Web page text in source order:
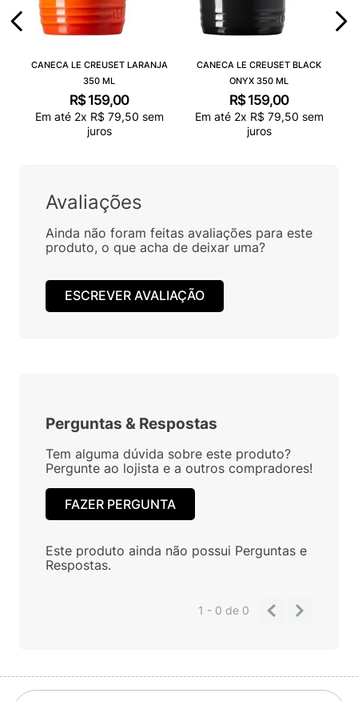
CANECA LE CREUSET LARANJA
350 ML
R$ 159,00
Em até 2x R$ 79,50 sem
juros
CANECA LE CREUSET BLACK
ONYX 350 ML
R$ 159,00
Em até 2x R$ 79,50 sem
juros
Avaliações
Ainda não foram feitas avaliações para este
produto, o que acha de deixar uma?
ESCREVER AVALIAÇÃO
Perguntas & Respostas
Tem alguma dúvida sobre este produto?
Pergunte ao lojista e a outros compradores!
FAZER PERGUNTA
Este produto ainda não possui Perguntas e
Respostas.
1 - 0de 0